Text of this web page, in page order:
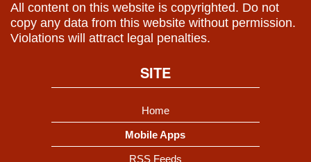
All content on this website is copyrighted. Do not
copy any data from this website without permission.
Violations will attract legal penalties.
SITE
Home
Mobile Apps
RSS Feeds